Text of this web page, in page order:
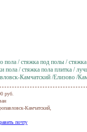
/ стяжка под полы /
/ стяжка пола плитка /
Камчатский /Елизово /
руб.
Камчатский,
почту